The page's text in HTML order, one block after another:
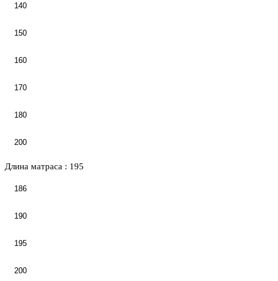
140
150
160
170
180
200
Длина матраса : 195
186
190
195
200